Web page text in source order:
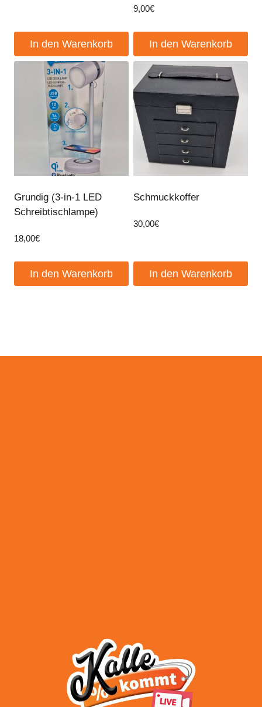
In den Warenkorb
9,00€
In den Warenkorb
Grundig (3-in-1 LED
Schreibtischlampe)
18,00€
In den Warenkorb
Schmuckkoffer
30,00€
In den Warenkorb